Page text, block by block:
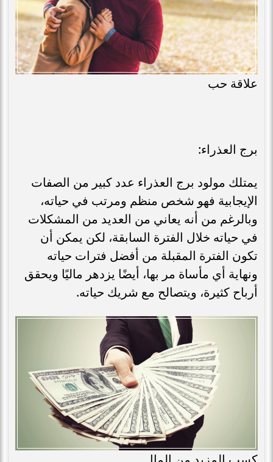
علاقة حب
برج العذراء:
يمتلك مولود برج العذراء عدد كبير من الصفات
الإيجابية فهو شخص منظم ومرتب في حياته،
وبالرغم من أنه يعاني من العديد من المشكلات
في حياته خلال الفترة السابقة، لكن يمكن أن
تكون الفترة المقبلة من أفضل فترات حياته
ونهاية أي مأساة مر بها، أيضًا يزدهر ماليًا ويحقق
أرباح كثيرة، ويتصالح مع شريك حياته.